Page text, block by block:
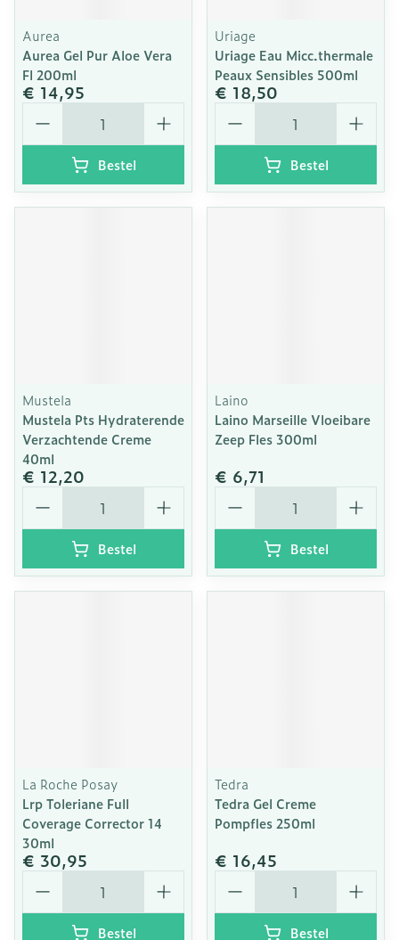
Aurea
Aurea Gel Pur Aloe Vera
Fl 200ml
€ 14,95
Aantal
Bestel
Uriage
Uriage Eau Micc.thermale
Peaux Sensibles 500ml
€ 18,50
Aantal
Bestel
Mustela
Mustela Pts Hydraterende
Verzachtende Creme
40ml
€ 12,20
Aantal
Bestel
Laino
Laino Marseille Vloeibare
Zeep Fles 300ml
€ 6,71
Aantal
Bestel
La Roche Posay
Lrp Toleriane Full
Coverage Corrector 14
30ml
€ 30,95
Aantal
Bestel
Tedra
Tedra Gel Creme
Pompfles 250ml
€ 16,45
Aantal
Bestel